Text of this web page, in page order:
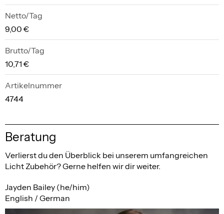
Netto/Tag
9,00 €
Brutto/Tag
10,71 €
Artikelnummer
4744
Beratung
Verlierst du den Überblick bei unserem umfangreichen
Licht Zubehör? Gerne helfen wir dir weiter.
Jayden Bailey (he/him)
English / German